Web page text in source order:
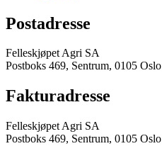
Postadresse
Felleskjøpet Agri SA
Postboks 469, Sentrum, 0105 Oslo
Fakturadresse
Felleskjøpet Agri SA
Postboks 469, Sentrum, 0105 Oslo